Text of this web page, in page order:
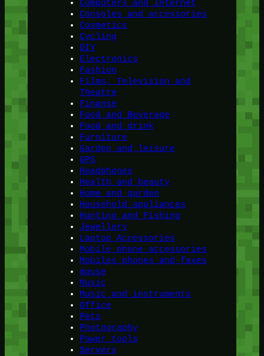
Computers and Internet
Consoles and accessories
Cosmetics
Cycling
DIY
Electronics
Fashion
Films, Television and
Theatre
Finanse
Food and Beverage
Food and drink
Furniture
Garden and leisure
GPS
Headphones
Health and beauty
Home and garden
Household appliances
Hunting and Fishing
Jewellery
Laptop Accessories
Mobile phone accessories
Mobiles phones and faxes
mouse
Music
Music and instruments
Office
Pets
Photography
Power tools
Servers